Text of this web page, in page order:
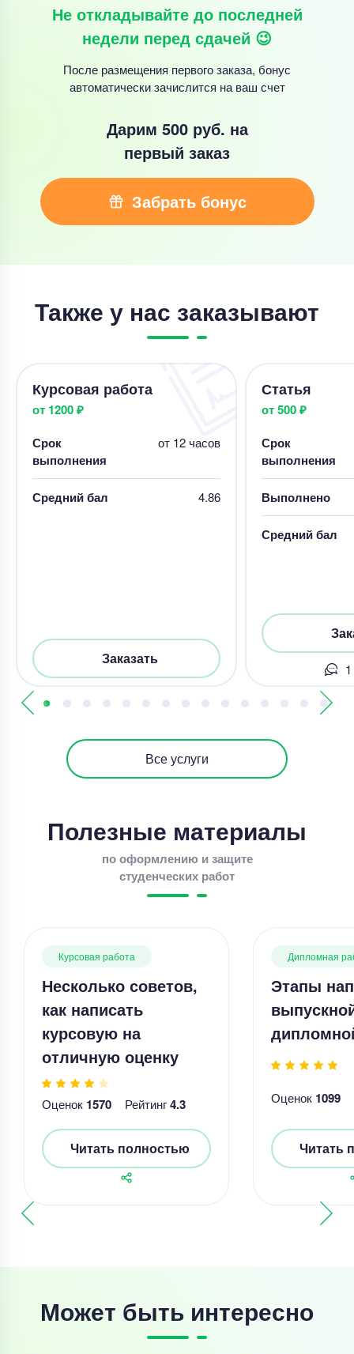
Не откладывайте до последней
недели перед сдачей 😉
После размещения первого заказа, бонус
автоматически зачислится на ваш счет
Дарим 500 руб. на
первый заказ
Забрать бонус
Также у нас заказывают
Курсовая работа
от 1200 ₽
Срок
выполнения
от 12 часов
Средний бал 4.86
Заказать
Статья
от 500 ₽
Срок
выполнения
Выполнено
Средний бал
Все услуги
Полезные материалы
по оформлению и защите
студенческих работ
Курсовая работа
Несколько советов,
как написать
курсовую на
отличную оценку
Оценок 1570 Рейтинг4.3
Читать полностью
Дипломная
Этапы
Оценок 1099
Читать
Может быть интересно